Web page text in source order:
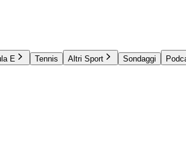
E Tennis Altri Sport Sondaggi